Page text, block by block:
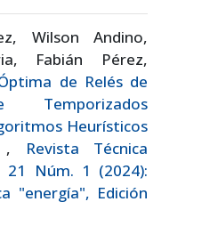
Wilson Andino,
Fabián Pérez,
de Relés de
Temporizados
Heurísticos
,
Revista Técnica
21 Núm. 1 (2024):
"energía", Edición